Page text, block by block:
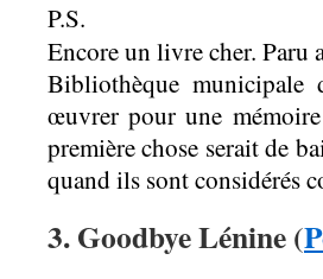
P.S.
Encore un livre cher. Paru
Bibliothèque municipale
œuvrer pour une
première chose serait de
quand ils sont considérés
3. Goodbye Lénine (